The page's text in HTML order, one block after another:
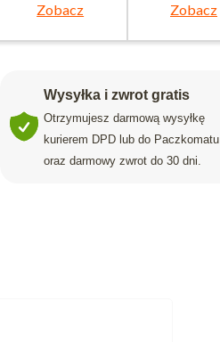
Zobacz Zobacz
Wysyłka i zwrot gratis
Otrzymujesz darmową wysyłkę
kurierem DPD lub do Paczkomatu
oraz darmowy zwrot do 30 dni.